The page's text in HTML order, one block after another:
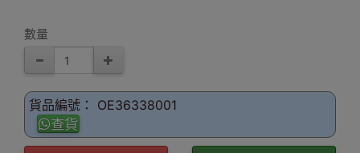
數量
貨品編號： OE36338001
查貨